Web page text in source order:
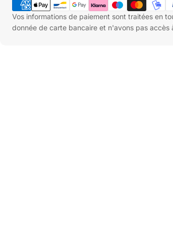
paiement
Vos informations de paiement sont traitées en
donnée de carte bancaire et n'avons pas accès